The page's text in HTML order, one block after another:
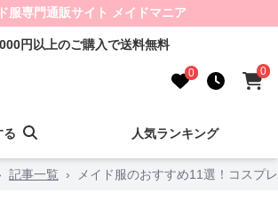
服専門通販サイト メイドマニア
円以上のご購入で送料無料
0 0
る 人気ランキング
記事一覧 › メイド服のおすすめ11選！コスプ